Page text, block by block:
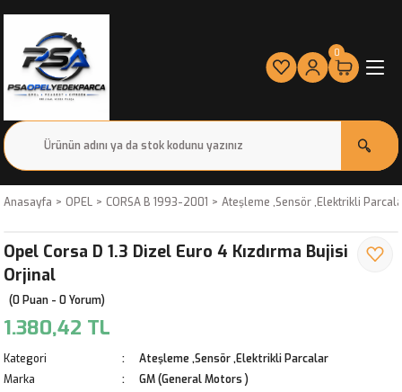
0
Anasayfa OPEL CORSA B 1993-2001 Ateşleme ,Sensör ,Elektrikli
Opel Corsa D 1.3 Dizel Euro 4 Kızdırma Bujisi
Orjinal
(0 Puan - 0 Yorum)
1.380,42 TL
Kategori
Ateşleme ,Sensör ,Elektrikli Parcalar
Marka
GM (General Motors )